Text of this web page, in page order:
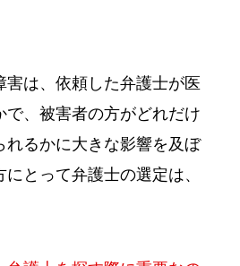
害は、依頼した弁護士が医
で、被害者の方がどれだけ
れるかに大きな影響を及ぼ
とって弁護士の選定は、